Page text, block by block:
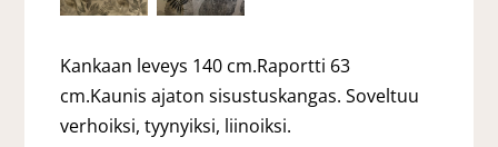
Kankaan leveys 140 cm.Raportti 63
cm.Kaunis ajaton sisustuskangas. Soveltuu
verhoiksi, tyynyiksi, liinoiksi.